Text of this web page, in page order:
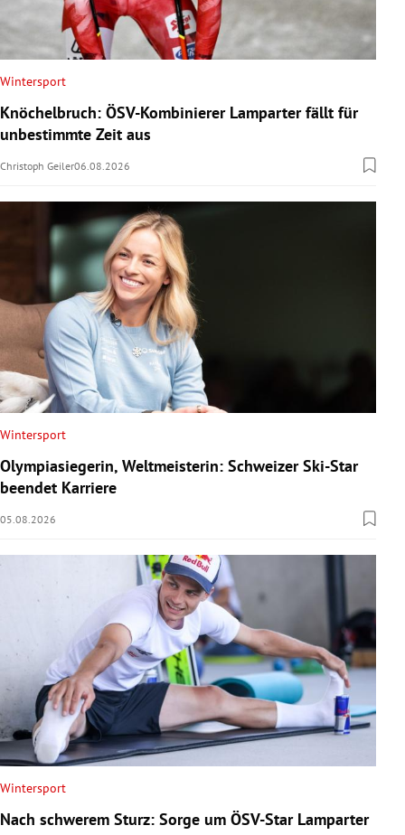
Wintersport
Knöchelbruch: ÖSV-Kombinierer Lamparter fällt für
unbestimmte Zeit aus
Christoph Geiler06.08.2026
Wintersport
Olympiasiegerin, Weltmeisterin: Schweizer Ski-Star
beendet Karriere
05.08.2026
Wintersport
Nach schwerem Sturz: Sorge um ÖSV-Star Lamparter